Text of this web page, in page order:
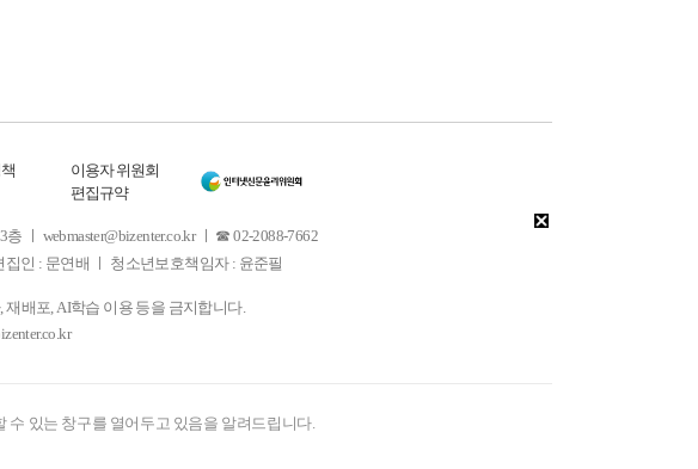
이용자 위원회
편집규약
ㅣ webmaster@bizenter.co.kr ㅣ ☎ 02-2088-7662
집인 : 문연배 ㅣ 청소년보호책임자 : 윤준필
배포, AI학습 이용 등을 금지합니다.
수 있는 창구를 열어두고 있음을 알려드립니다.